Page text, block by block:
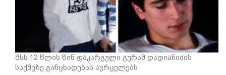
შსს 12 წლის წინ დაკარგული გურამ დადიანიძის
საქმეზე განცხადებას ავრცელებს